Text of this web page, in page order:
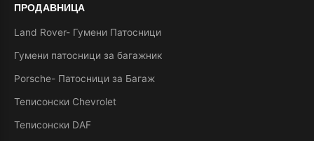
ПРОДАВНИЦА
Land Rover- Гумени Патосници
Гумени патосници за багажник
Porsche- Патосници за Багаж
Теписонски Chevrolet
Теписонски DAF